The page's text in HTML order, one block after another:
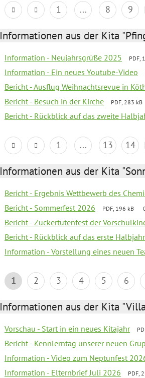
1 ... 8 9
Informationen aus der Kita
Information - Neujahrsgrüße 2025 PDF,
Information - Ein neues Youtube-Video
Bericht - Ausflug Weihnachtsrevue in
Bericht - Besuch in der Kirche PDF, 283 kB
Bericht - Rückblick auf das zweite
1 ... 13 14
Informationen aus der Kita
Bericht - Ergebnis Wettbewerb des
Bericht - Sommerfest 2026 PDF, 196 kB
Bericht - Zuckertütenfest der
Bericht - Rückblick auf das erste
Information - Vorstellung eines neuen
1 2 3 4 5 6
Informationen aus der Kita
Vorschau - Start in ein neues Kitajahr
Bericht - Kennlerntag unserer neuen
Information - Video zum Neptunfest
Information - Elternbrief Juli 2026 PDF,